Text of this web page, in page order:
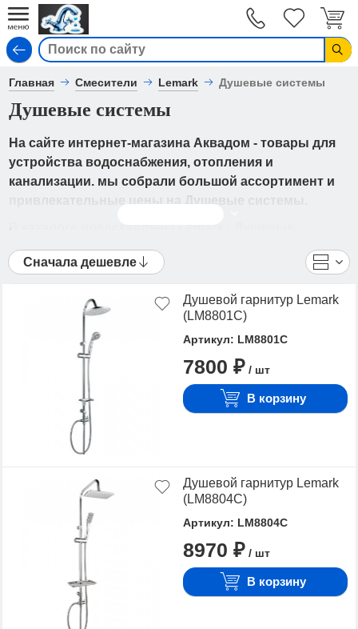
Главная Смесители Lemark Душевые системы
Душевые системы
На сайте интернет-магазина Аквадом - товары для
устройства водоснабжения, отопления и
канализации. мы собрали большой ассортимент и
В каталоге представлены Lemark - Душевые
системы от ведущих мировых производителей. Вы
можете ознакомиться с фотографиями, описанием
характеристиками, а также сравнить
понравившиеся модели и выбрать лучшую
стоимость.
Для того чтобы купить Душевые системы,
достаточно оформить заявку на сайте или
связаться с консультантом в режиме on-line.
Сначала дешевле
Душевой гарнитур Lemark
(LM8801C)
Артикул: LM8801C
7800 ₽ / шт
В корзину
Душевой гарнитур Lemark
(LM8804C)
Артикул: LM8804C
8970 ₽ / шт
В корзину